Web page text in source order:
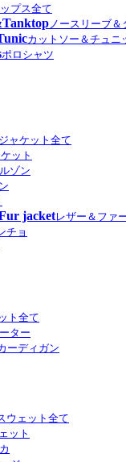
ップス全て
ノースリーブ＆
カットソー＆チュニ
ポロシャツ
ジャケット全て
ット
ゾン
jacketレザー＆ファ
チョ
ト全て
ター
ーディガン
ウェット全て
ット